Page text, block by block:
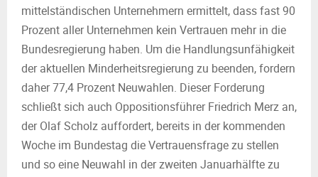
mittelständischen Unternehmern ermittelt, dass fast 90
Prozent aller Unternehmen kein Vertrauen mehr in die
Bundesregierung haben. Um die Handlungsunfähigkeit
der aktuellen Minderheitsregierung zu beenden, fordern
daher 77,4 Prozent Neuwahlen. Dieser Forderung
schließt sich auch Oppositionsführer Friedrich Merz an,
der Olaf Scholz auffordert, bereits in der kommenden
Woche im Bundestag die Vertrauensfrage zu stellen
und so eine Neuwahl in der zweiten Januarhälfte zu